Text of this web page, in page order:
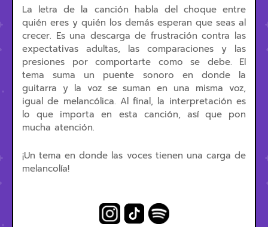
La letra de la canción habla del choque entre
quién eres y quién los demás esperan que seas al
crecer. Es una descarga de frustración contra las
expectativas adultas, las comparaciones y las
presiones por comportarte como se debe. El
tema suma un puente sonoro en donde la
guitarra y la voz se suman en una misma voz,
igual de melancólica. Al final, la interpretación es
lo que importa en esta canción, así que pon
mucha atención.
¡Un tema en donde las voces tienen una carga de
melancolía!